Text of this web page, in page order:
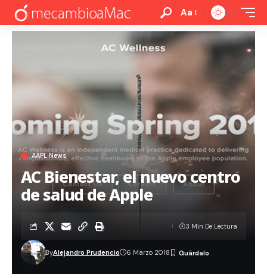
Aa
AAPL News
AC Bienestar, el nuevo centro
de salud de Apple
ByAlejandro Prudencio 6 Marzo 2018
3 Min De Lectura